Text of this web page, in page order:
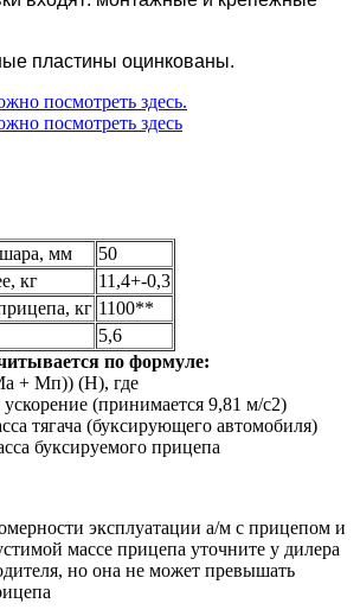
пластины оцинкованы.
посмотреть здесь.
посмотреть здесь
мм
50
кг
11,4+-0,3
кг 1100**
5,6
по формуле:
+ Мп)) (Н), где
(принимается 9,81 м/с2)
тягача (буксирующего автомобиля)
буксируемого прицепа
эксплуатации а/м с прицепом и
массе прицепа уточните у дилера
но она не может превышать